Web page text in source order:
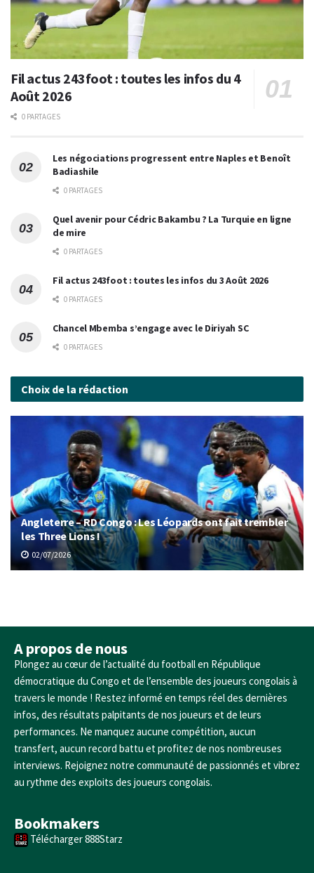
Fil actus 243foot : toutes les infos du 4
Août 2026
0 PARTAGES
Les négociations progressent entre Naples et Benoît
Badiashile
0 PARTAGES
Quel avenir pour Cédric Bakambu ? La Turquie en ligne
de mire
0 PARTAGES
Fil actus 243foot : toutes les infos du 3 Août 2026
0 PARTAGES
Chancel Mbemba s’engage avec le Diriyah SC
0 PARTAGES
Choix de la rédaction
Angleterre – RD Congo : Les Léopards ont fait trembler
les Three Lions !
02/07/2026
A propos de nous
Plongez au cœur de l’actualité du football en République
démocratique du Congo et de l’ensemble des joueurs congolais à
travers le monde ! Restez informé en temps réel des dernières
infos, des résultats palpitants de nos joueurs et de leurs
performances. Ne manquez aucune compétition, aucun
transfert, aucun record battu et profitez de nos nombreuses
interviews. Rejoignez notre communauté de passionnés et vibrez
au rythme des exploits des joueurs congolais.
Bookmakers
Télécharger 888Starz